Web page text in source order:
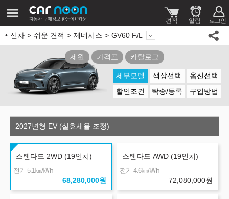
신차 쉬운 견적 제네시스 GV60 F/L
제원 가격표 카탈로그
세부모델 색상선택
옵션선택
할인조건
탁송/등록 구입방법
2027년형 EV (실효세율 조정)
스탠다드 2WD (19인치)
전기 5.1㎞/㎾h
68,280,000원
스탠다드 AWD (19인치)
전기 4.6㎞/㎾h
72,080,000원